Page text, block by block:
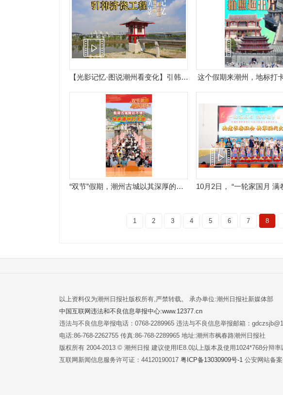
【光影记忆·图说潮州看变化】引韩济饶供水工程是潮州市为解决饶平县水资源紧缺问题建设的跨流域调水工程。工程于2017年5月正式动工，2022年7月正式通水，输水线路总长36.7公里。工程从韩江潮州供水枢纽库区取水，经输水管道和隧洞向潮州港经济开发区、闽粤经济合作区及黄冈、钱东、海山、汫洲、大埕等镇供水，满足饶平县62万人口饮水需求。 这个假期来潮州，地标打
“双节”假期，潮州古城以其深厚的历史底蕴和独特的文化魅力，吸引了来自五湖四海的游客。
1 2 3 4 5 6 7 8
以上资料仅为潮州日报社版权所有,严禁转载。 承办单位:潮州日报社新媒体部
中国互联网违法和不良信息举报中心:www.12377.cn
违法与不良信息举报电话：0768-2289965 违法与不良信息举报邮箱：
电话:86-768-2262755 传真:86-768-2289965 地址:潮州市枫春路潮州日报社
版权所有 2004-2013 © 潮州日报 建议使用IE8.0以上版本及使用1024*768分辩
互联网新闻信息服务许可证：44120190017 粤ICP备13030909号-1 公安网站备